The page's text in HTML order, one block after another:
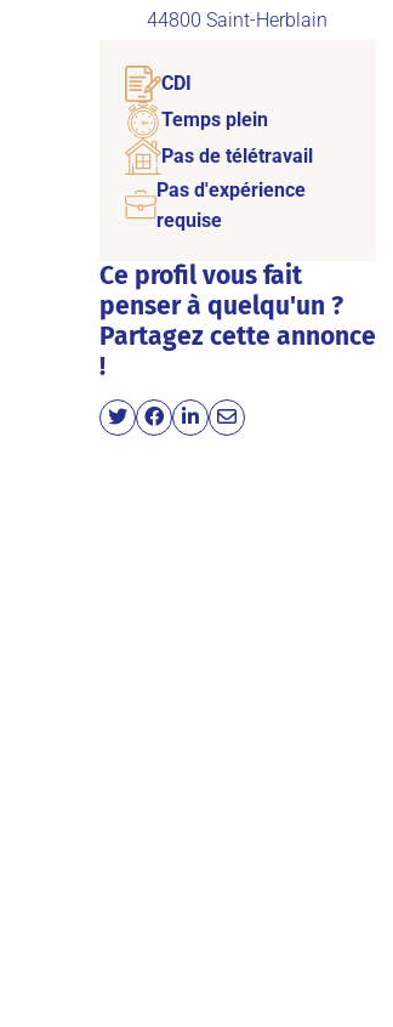
44800 Saint-Herblain
CDI
Temps plein
Pas de télétravail
Pas d'expérience
requise
Ce profil vous fait
penser à quelqu'un ?
Partagez cette annonce
!